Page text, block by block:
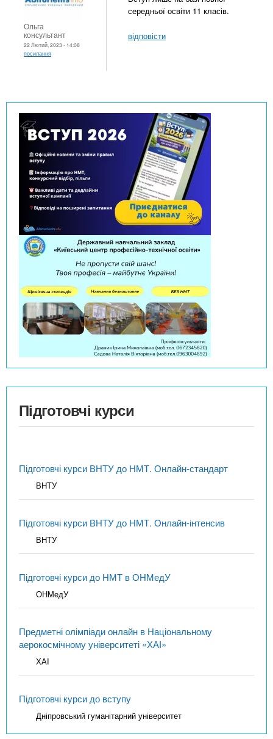
Ольга
консультант
22 Лютий, 2023 - 14:08
посилання
середньої освіти 11 класів.
відповісти
Підготовчі курси
Підготовчі курси ВНТУ до НМТ. Онлайн-стандарт
ВНТУ
Підготовчі курси ВНТУ до НМТ. Онлайн-інтенсив
ВНТУ
Підготовчі курси до НМТ в ОНМедУ
ОНМедУ
Предметні олімпіади онлайн в Національному
аерокосмічному університеті «ХАІ»
ХАІ
Підготовчі курси до вступу
Дніпровський гуманітарний університет